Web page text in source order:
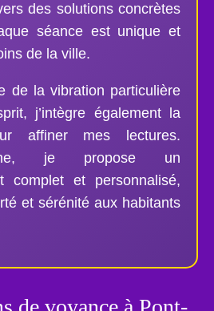
des solutions concrètes
séance est unique et
de la ville.
de la vibration particulière
j’intègre également la
affiner mes lectures.
je propose un
complet et personnalisé,
et sérénité aux habitants